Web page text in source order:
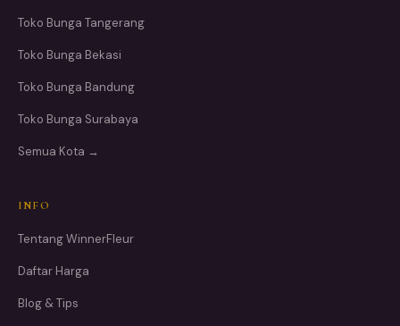
Toko Bunga Tangerang
Toko Bunga Bekasi
Toko Bunga Bandung
Toko Bunga Surabaya
Semua Kota →
INFO
Tentang WinnerFleur
Daftar Harga
Blog & Tips